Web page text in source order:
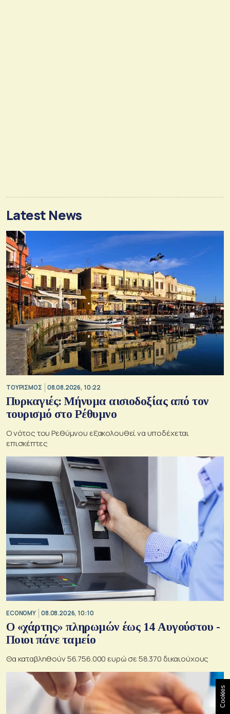
Latest News
ΤΟΥΡΙΣΜΟΣ 08.08.2026, 10:22
Πυρκαγιές: Μήνυμα αισιοδοξίας από τον
τουρισμό στο Ρέθυμνο
Ο νότος του Ρεθύμνου εξακολουθεί να υποδέχεται
επισκέπτες
ECONOMY 08.08.2026, 10:10
Ο «χάρτης» πληρωμών έως 14 Αυγούστου -
Ποιοι πάνε ταμείο
Θα καταβληθούν 56.756.000 ευρώ σε 58.370 δικαιούχους
Cookies